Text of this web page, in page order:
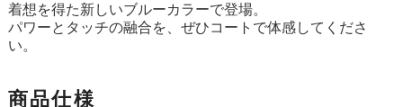
着想を得た新しいブルーカラーで登場。
パワーとタッチの融合を、ぜひコートで体感してくださ
い。
商品仕様